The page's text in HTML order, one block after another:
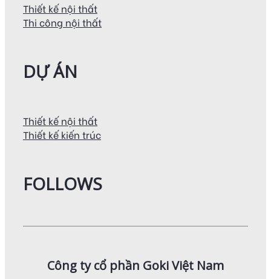
Thiết kế nội thất
Thi công nội thất
DỰ ÁN
Thiết kế nội thất
Thiết kế kiến trúc
FOLLOWS
Công ty cổ phần Goki Việt Nam